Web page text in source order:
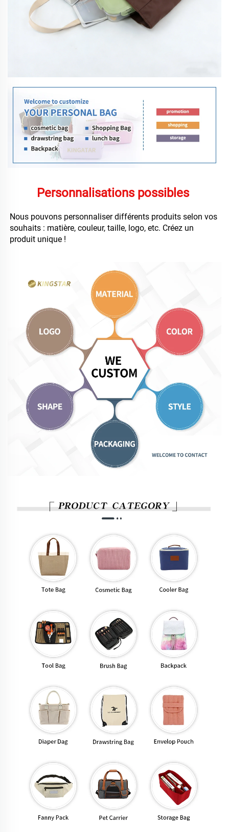
Personnalisations possibles
Nous pouvons personnaliser différents produits selon vos
souhaits : matière, couleur, taille, logo, etc. Créez un
produit unique !